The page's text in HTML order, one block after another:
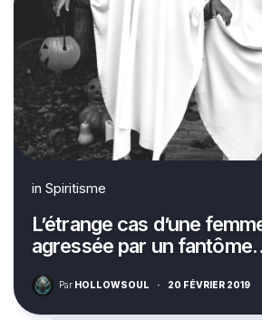
in Spiritisme
L’étrange cas d’une
agressée par un
Par HOLLOWSOUL · 20 FÉVRIER 2019